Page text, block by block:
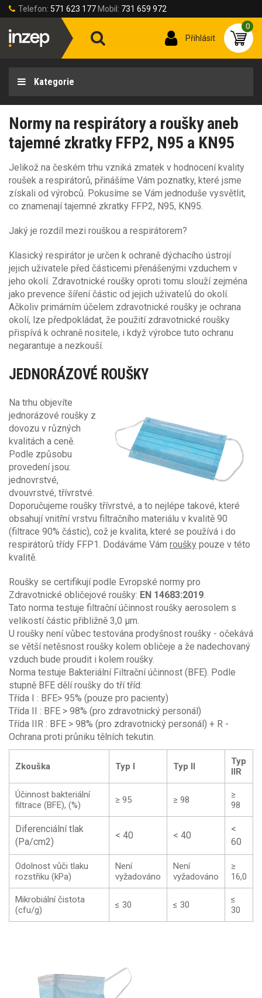
Telefon: 571 623 177 Mobil: 731 659 972
Přihlásit
0
Kategorie
Normy na respirátory a roušky aneb
tajemné zkratky FFP2, N95 a KN95
Jelikož na českém trhu vzniká zmatek v hodnocení kvality
roušek a respirátorů, přinášíme Vám poznatky, které jsme
získali od výrobců. Pokusíme se Vám jednoduše vysvětlit,
co znamenají tajemné zkratky FFP2, N95, KN95.
Jaký je rozdíl mezi rouškou a respirátorem?
Klasický respirátor je určen k ochraně dýchacího ústrojí
jejich uživatele před částicemi přenášenými vzduchem v
jeho okolí. Zdravotnické roušky oproti tomu slouží zejména
jako prevence šíření částic od jejich uživatelů do okolí.
Ačkoliv primárním účelem zdravotnické roušky je ochrana
okolí, lze předpokládat, že použití zdravotnické roušky
přispívá k ochraně nositele, i když výrobce tuto ochranu
negarantuje a nezkouší.
JEDNORÁZOVÉ ROUŠKY
Na trhu objevíte
jednorázové roušky z
dovozu v různých
kvalitách a ceně.
Podle způsobu
provedení jsou:
jednovrstvé,
dvouvrstvé, třívrstvé.
Doporučujeme roušky třívrstvé, a to nejlépe takové, které
obsahují vnitřní vrstvu filtračního materiálu v kvalitě 90
(filtrace 90% částic), což je kvalita, které se používá i do
respirátorů třídy FFP1. Dodáváme Vám roušky pouze v této
kvalitě.
Roušky se certifikují podle Evropské normy pro
Zdravotnické obličejové roušky: EN 14683:2019.
Tato norma testuje filtrační účinnost roušky aerosolem s
velikostí částic přibližně 3,0 μm.
U roušky není vůbec testována prodyšnost roušky - očekává
se větší netěsnost roušky kolem obličeje a že nadechovaný
vzduch bude proudit i kolem roušky.
Norma testuje Bakteriální Filtrační účinnost (BFE). Podle
stupně BFE dělí roušky do tří tříd:
Třída I : BFE> 95% (pouze pro pacienty)
Třída II : BFE > 98% (pro zdravotnický personál)
Třída IIR : BFE > 98% (pro zdravotnický personál) + R -
Ochrana proti průniku tělních tekutin.
Zkouška Typ I Typ II
Typ
IIR
Účinnost bakteriální
filtrace (BFE), (%)
≥ 95 ≥ 98
≥
98
Diferenciální tlak
(Pa/cm2)
< 40 < 40
<
60
Odolnost vůči tlaku
rozstřiku (kPa)
Není
vyžadováno
Není
vyžadováno
≥
16,0
Mikrobiální čistota
(cfu/g)
≤ 30 ≤ 30
≤
30